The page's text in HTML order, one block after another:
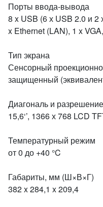
Порты ввода-вывода
8 x USB (6 х USB 2.0 и 2
x Ethernet (LAN), 1 x
Тип экрана
Сенсорный
защищенный
Диагональ и
15,6‘’, 1366 х 768 LCD
Температурный режим
от 0 до +40 °C
Габариты, мм (Ш×В×Г)
382 x 284,1 x 209,4